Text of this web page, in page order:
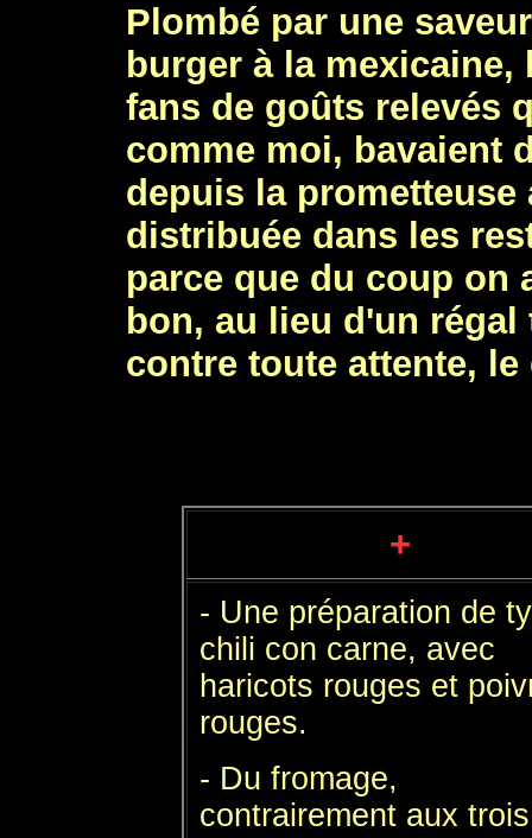
Plombé par une
burger à la
fans de goûts relevés
comme moi, bavaient
depuis la
distribuée dans les
parce que du coup on
bon, au lieu d'un
contre toute attente,
+
- Une préparation de
chili con carne, avec
haricots rouges et
rouges.
- Du fromage,
contrairement aux trois